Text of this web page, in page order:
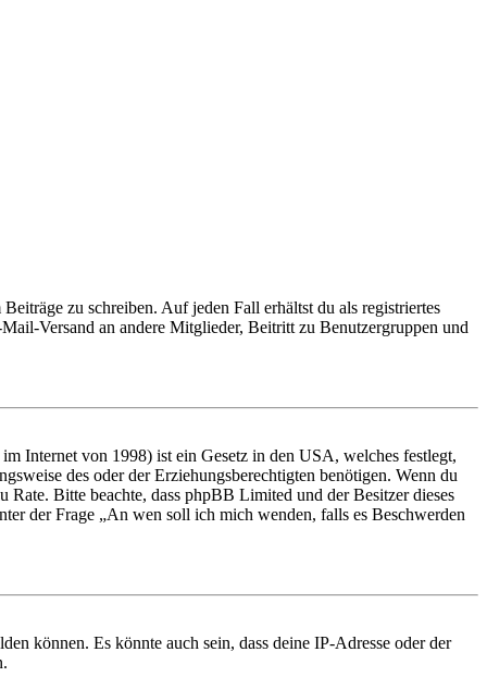
zu schreiben. Auf jeden Fall erhältst du als registriertes
Versand an andere Mitglieder, Beitritt zu Benutzergruppen und
Internet von 1998) ist ein Gesetz in den USA, welches festlegt,
des oder der Erziehungsberechtigten benötigen. Wenn du
Bitte beachte, dass phpBB Limited und der Besitzer dieses
der Frage „An wen soll ich mich wenden, falls es Beschwerden
können. Es könnte auch sein, dass deine IP-Adresse oder der